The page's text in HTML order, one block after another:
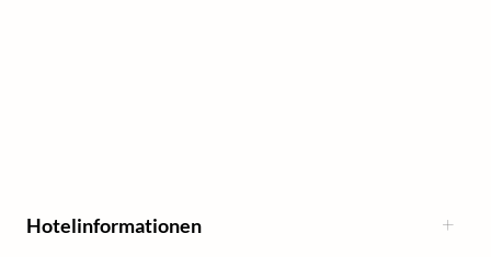
Hotelinformationen